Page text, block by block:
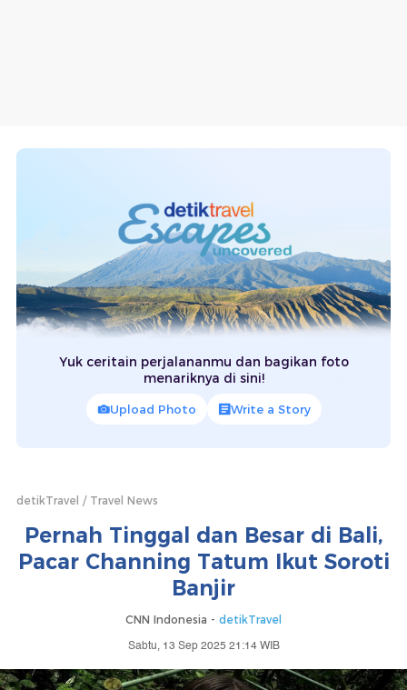
Yuk ceritain perjalananmu dan bagikan foto
menariknya di sini!
Upload Photo Write a Story
detikTravel Travel News
Pernah Tinggal dan Besar di Bali,
Pacar Channing Tatum Ikut Soroti
Banjir
CNN Indonesia - detikTravel
Sabtu, 13 Sep 2025 21:14 WIB